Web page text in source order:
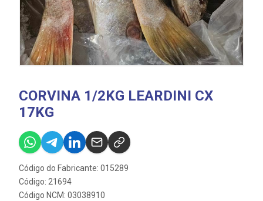
CORVINA 1/2KG LEARDINI CX
17KG
Código do Fabricante: 015289
Código: 21694
Código NCM: 03038910